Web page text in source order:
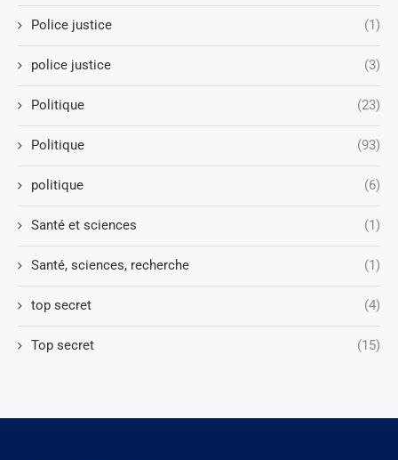
Police justice (1)
police justice (3)
Politique (23)
Politique (93)
politique (6)
Santé et sciences (1)
Santé, sciences, recherche (1)
top secret (4)
Top secret (15)